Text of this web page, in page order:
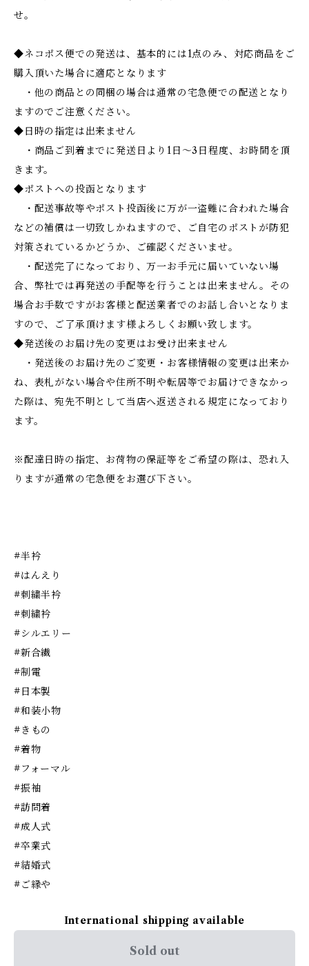
せ。
◆ネコポス便での発送は、基本的には1点のみ、対応商品をご
購入頂いた場合に適応となります
・他の商品との同梱の場合は通常の宅急便での配送となり
ますのでご注意ください。
◆日時の指定は出来ません
・商品ご到着までに発送日より1日～3日程度、お時間を頂
きます。
◆ポストへの投函となります
・配送事故等やポスト投函後に万が一盗難に合われた場合
などの補償は一切致しかねますので、ご自宅のポストが防犯
対策されているかどうか、ご確認くださいませ。
・配送完了になっており、万一お手元に届いていない場
合、弊社では再発送の手配等を行うことは出来ません。その
場合お手数ですがお客様と配送業者でのお話し合いとなりま
すので、ご了承頂けます様よろしくお願い致します。
◆発送後のお届け先の変更はお受け出来ません
・発送後のお届け先のご変更・お客様情報の変更は出来か
ね、表札がない場合や住所不明や転居等でお届けできなかっ
た際は、宛先不明として当店へ返送される規定になっており
ます。
※配達日時の指定、お荷物の保証等をご希望の際は、恐れ入
りますが通常の宅急便をお選び下さい。
#半衿
#はんえり
#刺繍半衿
#刺繍衿
#シルエリー
#新合繊
#制電
#日本製
#和装小物
#きもの
#着物
#フォーマル
#振袖
#訪問着
#成人式
#卒業式
#結婚式
#ご縁や
International shipping available
Sold out